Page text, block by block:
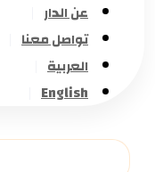
عن الدار
تواصل معنا
العربية
English